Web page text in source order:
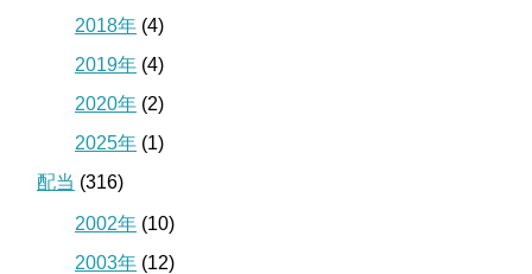
2018年 (4)
2019年 (4)
2020年 (2)
2025年 (1)
配当 (316)
2002年 (10)
2003年 (12)